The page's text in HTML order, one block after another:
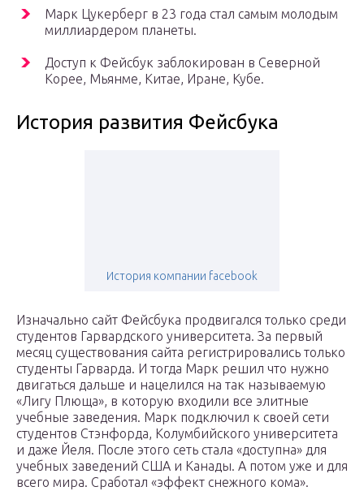
Марк Цукерберг в 23 года стал самым молодым
миллиардером планеты.
Доступ к Фейсбук заблокирован в Северной
Корее, Мьянме, Китае, Иране, Кубе.
История развития Фейсбука
История компании facebook
Изначально сайт Фейсбука продвигался только среди
студентов Гарвардского университета. За первый
месяц существования сайта регистрировались только
студенты Гарварда. И тогда Марк решил что нужно
двигаться дальше и нацелился на так называемую
«Лигу Плюща», в которую входили все элитные
учебные заведения. Марк подключил к своей сети
студентов Стэнфорда, Колумбийского университета
и даже Йеля. После этого сеть стала «доступна» для
учебных заведений США и Канады. А потом уже и для
всего мира. Сработал «эффект снежного кома».